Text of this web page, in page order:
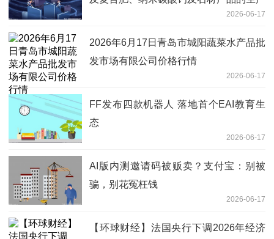
2026-06-17
2026年6月17日青岛市城阳蔬菜水产品批
发市场有限公司价格行情
2026-06-17
FF发布四款机器人 落地首个EAI教育生
态
2026-06-17
AI版内测邀请码被贩卖？支付宝：别被
骗，别花冤枉钱
2026-06-17
【环球财经】法国央行下调2026年经济